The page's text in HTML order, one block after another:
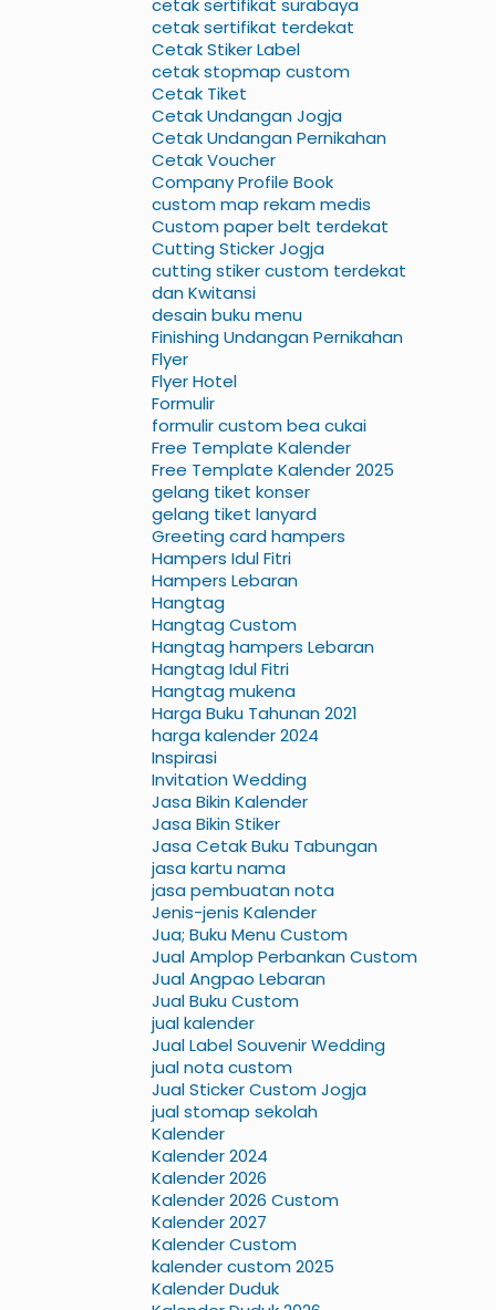
cetak sertifikat surabaya
cetak sertifikat terdekat
Cetak Stiker Label
cetak stopmap custom
Cetak Tiket
Cetak Undangan Jogja
Cetak Undangan Pernikahan
Cetak Voucher
Company Profile Book
custom map rekam medis
Custom paper belt terdekat
Cutting Sticker Jogja
cutting stiker custom terdekat
dan Kwitansi
desain buku menu
Finishing Undangan Pernikahan
Flyer
Flyer Hotel
Formulir
formulir custom bea cukai
Free Template Kalender
Free Template Kalender 2025
gelang tiket konser
gelang tiket lanyard
Greeting card hampers
Hampers Idul Fitri
Hampers Lebaran
Hangtag
Hangtag Custom
Hangtag hampers Lebaran
Hangtag Idul Fitri
Hangtag mukena
Harga Buku Tahunan 2021
harga kalender 2024
Inspirasi
Invitation Wedding
Jasa Bikin Kalender
Jasa Bikin Stiker
Jasa Cetak Buku Tabungan
jasa kartu nama
jasa pembuatan nota
Jenis-jenis Kalender
Jua; Buku Menu Custom
Jual Amplop Perbankan Custom
Jual Angpao Lebaran
Jual Buku Custom
jual kalender
Jual Label Souvenir Wedding
jual nota custom
Jual Sticker Custom Jogja
jual stomap sekolah
Kalender
Kalender 2024
Kalender 2026
Kalender 2026 Custom
Kalender 2027
Kalender Custom
kalender custom 2025
Kalender Duduk